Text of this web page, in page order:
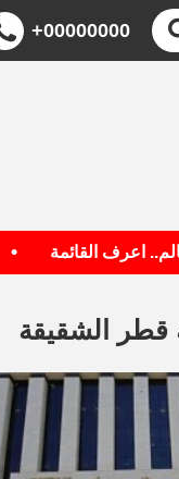
+00000000
اعرف القائمة
قطر الشقيقة